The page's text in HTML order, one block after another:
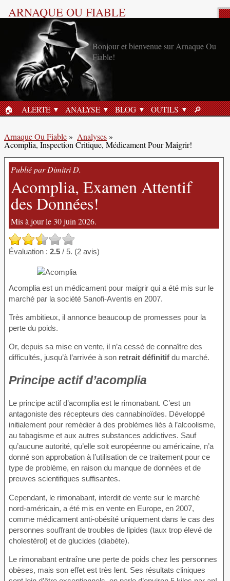
ARNAQUE OU FIABLE
Bonjour et bienvenue sur Arnaque Ou
Fiable!
ACCUEIL
🏠︎ ALERTE ANALYSE BLOG OUTILS 🔎︎
Arnaque Ou Fiable» Analyses»
Acomplia, Inspection Critique, Médicament Pour Maigrir!
Publié par Dimitri D.
Acomplia, Examen Attentif
des Données!
Mis à jour le 30 juin 2026.
Évaluation : 2.5 / 5. (2 avis)
Acomplia est un médicament pour maigrir qui a été mis sur le
marché par la société Sanofi-Aventis en 2007.
Très ambitieux, il annonce beaucoup de promesses pour la
perte du poids.
Or, depuis sa mise en vente, il n’a cessé de connaître des
difficultés, jusqu’à l’arrivée à son retrait définitif du marché.
Principe actif d’acomplia
Le principe actif d’acomplia est le rimonabant. C’est un
antagoniste des récepteurs des cannabinoïdes. Développé
initialement pour remédier à des problèmes liés à l’alcoolisme,
au tabagisme et aux autres substances addictives. Sauf
qu’aucune autorité, qu’elle soit européenne ou américaine, n’a
donné son approbation à l’utilisation de ce traitement pour ce
type de problème, en raison du manque de données et de
preuves scientifiques suffisantes.
Cependant, le rimonabant, interdit de vente sur le marché
nord-américain, a été mis en vente en Europe, en 2007,
comme médicament anti-obésité uniquement dans le cas des
personnes souffrant de troubles de lipides (taux trop élevé de
cholestérol) et de glucides (diabète).
Le rimonabant entraîne une perte de poids chez les personnes
obèses, mais son effet est très lent. Ses résultats cliniques